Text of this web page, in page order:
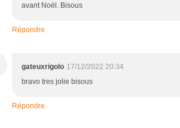
avant Noël. Bisous
Répondre
gateuxrigolo 17/12/2022 20:34
bravo tres jolie bisous
Répondre